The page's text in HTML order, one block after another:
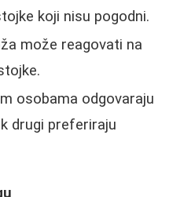
koji nisu pogodni.
može reagovati na
osobama odgovaraju
drugi preferiraju